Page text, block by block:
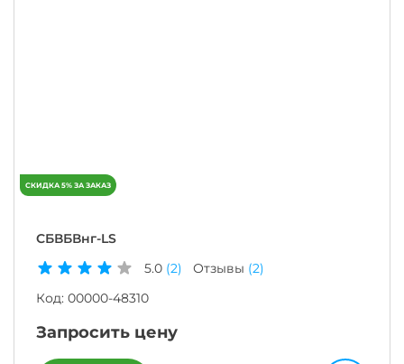
СБВБВнг-LS
5.0 (2) Отзывы (2)
Код: 00000-48310
Запросить цену